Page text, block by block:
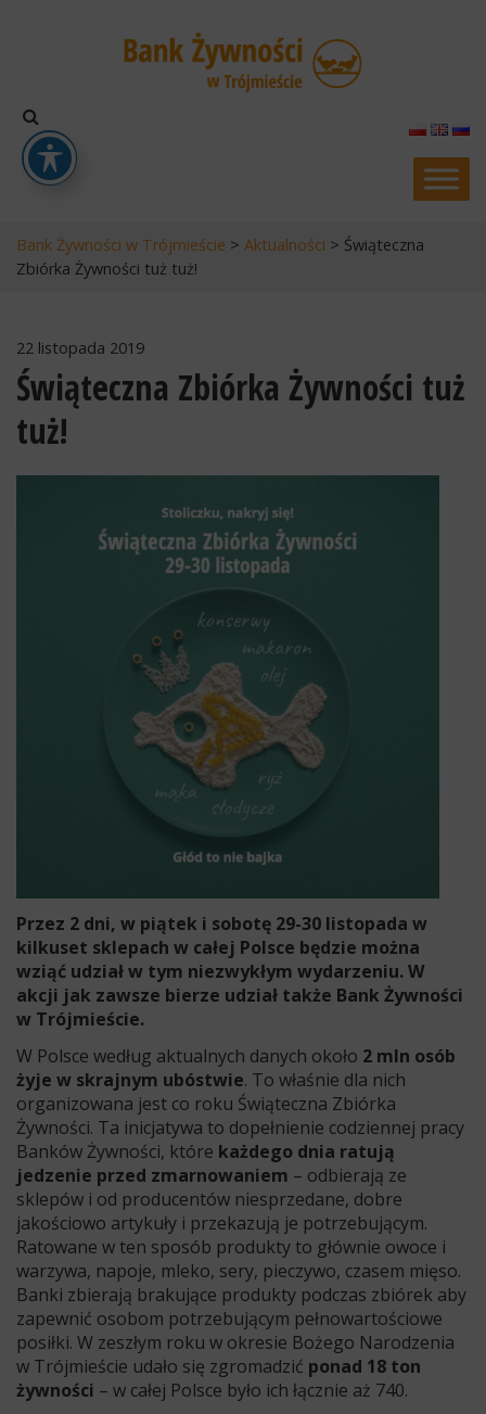
Bank Żywności w Trójmieście > Aktualności > Świąteczna
Zbiórka Żywności tuż tuż!
22 listopada 2019
Świąteczna Zbiórka Żywności tuż
tuż!
Przez 2 dni, w piątek i sobotę 29-30 listopada w
kilkuset sklepach w całej Polsce będzie można
wziąć udział w tym niezwykłym wydarzeniu. W
akcji jak zawsze bierze udział także Bank Żywności
w Trójmieście.
W Polsce według aktualnych danych około 2 mln osób
żyje w skrajnym ubóstwie. To właśnie dla nich
organizowana jest co roku Świąteczna Zbiórka
Żywności. Ta inicjatywa to dopełnienie codziennej pracy
Banków Żywności, które każdego dnia ratują
jedzenie przed zmarnowaniem – odbierają ze
sklepów i od producentów niesprzedane, dobre
jakościowo artykuły i przekazują je potrzebującym.
Ratowane w ten sposób produkty to głównie owoce i
warzywa, napoje, mleko, sery, pieczywo, czasem mięso.
Banki zbierają brakujące produkty podczas zbiórek aby
zapewnić osobom potrzebującym pełnowartościowe
posiłki. W zeszłym roku w okresie Bożego Narodzenia
w Trójmieście udało się zgromadzić ponad 18 ton
żywności – w całej Polsce było ich łącznie aż 740.